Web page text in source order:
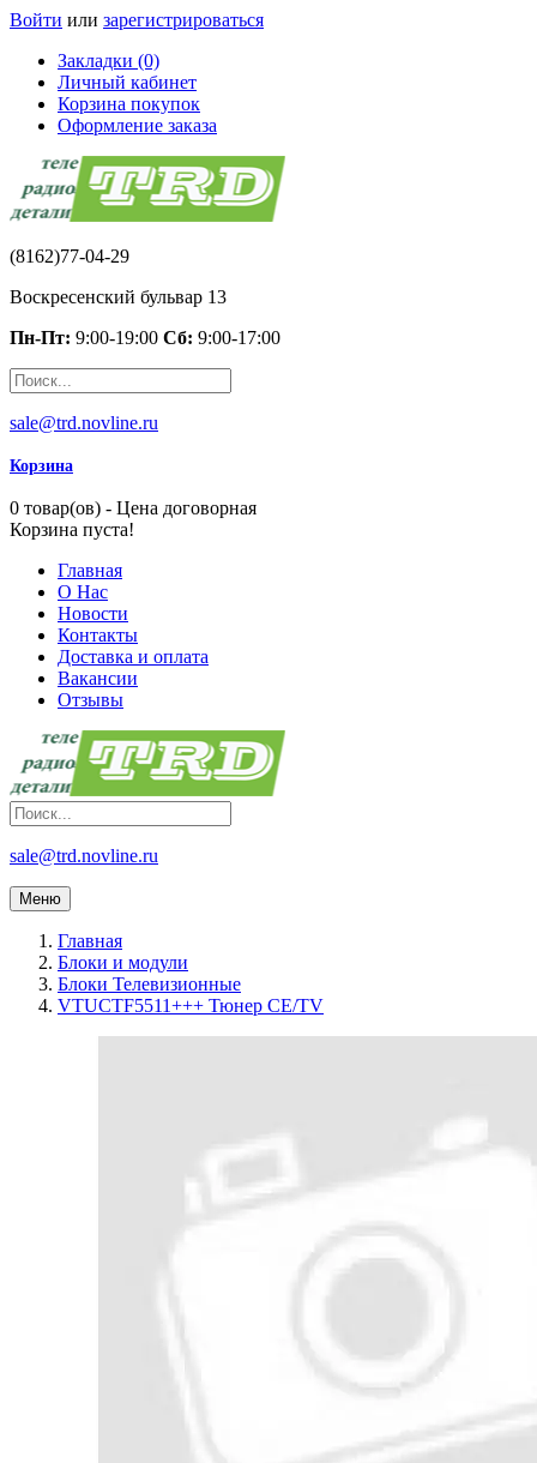
Войти или зарегистрироваться
Закладки (0)
Личный кабинет
Корзина покупок
Оформление заказа
(8162)77-04-29
Воскресенский бульвар 13
Пн-Пт: 9:00-19:00 Сб: 9:00-17:00
sale@trd.novline.ru
Корзина
0 товар(ов) - Цена договорная
Корзина пуста!
Главная
О Нас
Новости
Контакты
Доставка и оплата
Вакансии
Отзывы
sale@trd.novline.ru
Меню
Главная
Блоки и модули
Блоки Телевизионные
VTUCTF5511+++ Тюнер CE/TV